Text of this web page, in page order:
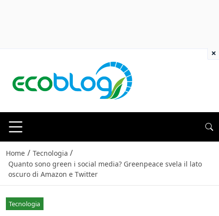
Home / Tecnologia /
Quanto sono green i social media? Greenpeace svela il lato
oscuro di Amazon e Twitter
Tecnologia
×